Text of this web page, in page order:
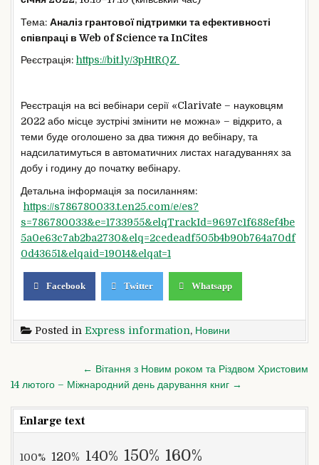
Тема: Аналіз грантової підтримки та ефективності
співпраці в Web of Science та InCites
Реєстрація: https://bit.ly/3pHtRQZ
Реєстрація на всі вебінари серії «Clarivate – науковцям
2022 або місце зустрічі змінити не можна» – відкрито, а
теми буде оголошено за два тижня до вебінару, та
надсилатимуться в автоматичних листах нагадуваннях за
добу і годину до початку вебінару.
Детальна інформація за посиланням:
https://s786780033.t.en25.com/e/es?
s=786780033&e=1733955&elqTrackId=9697c1f688ef4be
5a0e63c7ab2ba2730&elq=2cedeadf505b4b90b764a70df
0d43651&elqaid=19014&elqat=1
Facebook Twitter Whatsapp
Posted in Express information, Новини
navigation
← Вітання з Новим роком та Різдвом Христовим
14 лютого – Міжнародний день дарування книг →
Enlarge text
100% 120% 140% 150% 160%